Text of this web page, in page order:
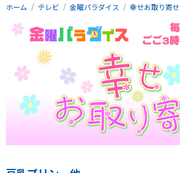
テレビ
ラジオ
アナウンサー
イベント
ニュース
ホーム テレビ 金曜パラダイス 幸せお取り寄せ